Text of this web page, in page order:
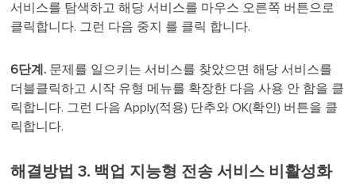
서비스를 탐색하고 해당 서비스를 마우스 오른쪽 버튼으로
클릭합니다. 그런 다음 중지 를 클릭 합니다.
6단계. 문제를 일으키는 서비스를 찾았으면 해당 서비스를
더블클릭하고 시작 유형 메뉴를 확장한 다음 사용 안 함을 클
릭합니다. 그런 다음 Apply(적용) 단추와 OK(확인) 버튼을 클
릭합니다.
해결방법 3. 백업 지능형 전송 서비스 비활성화